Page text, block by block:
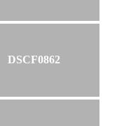
DSCF0862